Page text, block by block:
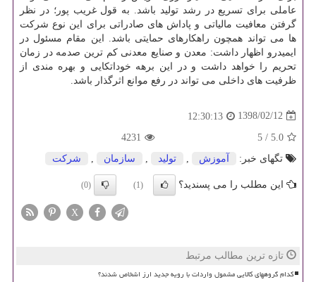
عاملی برای تسریع در رشد تولید باشد. به قول غریب پور؛ در نظر
گرفتن معافیت مالیاتی و پاداش های صادراتی برای این نوع شركت
ها می تواند همچون راهكارهای حمایتی باشد. این مقام مسئول در
ایمیدرو اظهار داشت: معدن و صنایع معدنی كم ترین صدمه در زمان
تحریم را خواهد داشت و در این برهه خوداتكایی و بهره مندی از
ظرفیت های داخلی می تواند در رفع موانع اثرگذار باشد.
1398/02/12
12:30:13
5.0
/
5
4231
تگهای خبر:
آموزش تولید سازمان شركت
این مطلب را می پسندید؟ (1)
(0)
X
تازه ترین مطالب مرتبط
کدام گروههای کالایی مشمول واردات با رویه جدید ارز اشخاص شدند؟